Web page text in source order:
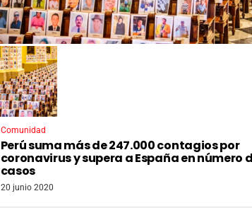
Comunidad
Perú suma más de 247.000 contagios por
coronavirus y supera a España en número
casos
20 junio 2020